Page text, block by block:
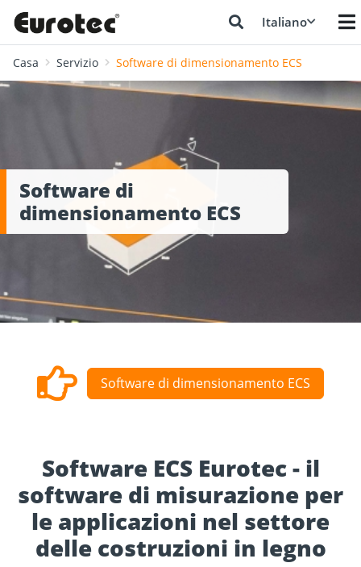
Italiano
Casa Servizio Software di dimensionamento ECS
Software di
dimensionamento ECS
Software di dimensionamento ECS
Software ECS Eurotec - il
software di misurazione per
le applicazioni nel settore
delle costruzioni in legno